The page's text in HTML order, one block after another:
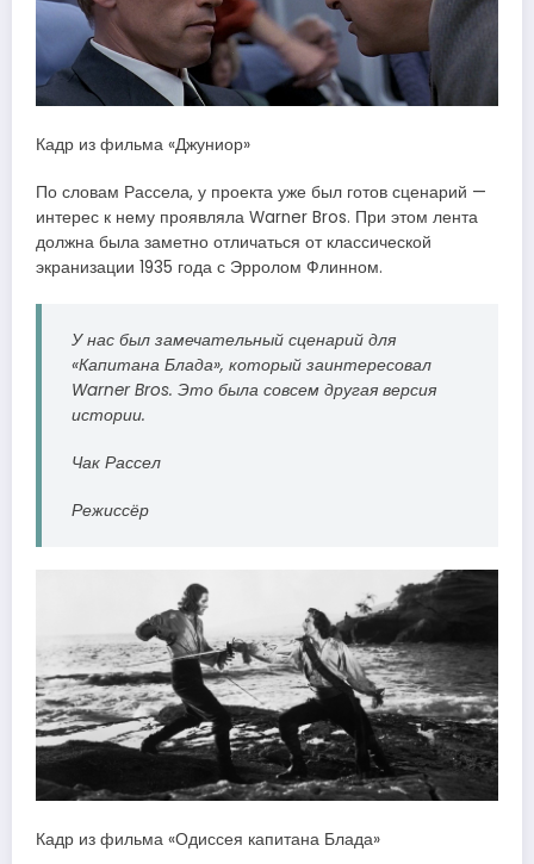
Кадр из фильма «Джуниор»
По словам Рассела, у проекта уже был готов сценарий —
интерес к нему проявляла Warner Bros. При этом лента
должна была заметно отличаться от классической
экранизации 1935 года с Эрролом Флинном.
У нас был замечательный сценарий для
«Капитана Блада», который заинтересовал
Warner Bros. Это была совсем другая версия
истории.
Чак Рассел
Режиссёр
Кадр из фильма «Одиссея капитана Блада»